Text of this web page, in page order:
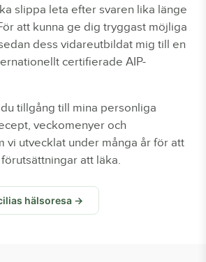
slippa leta efter svaren lika länge
att kunna ge dig tryggast möjliga
dess vidareutbildat mig till en
certifierade AIP-
tillgång till mina personliga
veckomenyer och
vi utvecklat under många år för att
att läka.
hälsoresa →